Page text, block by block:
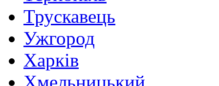
Трускавець
Ужгород
Харків